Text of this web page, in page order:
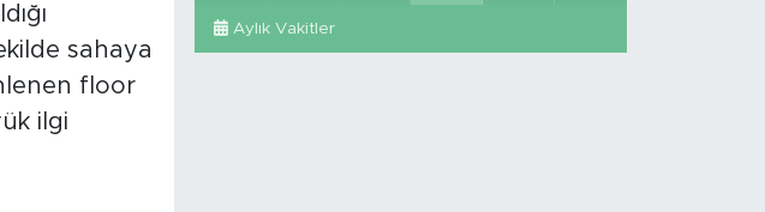
sahaya
floor
ilgi
Aylık Vakitler